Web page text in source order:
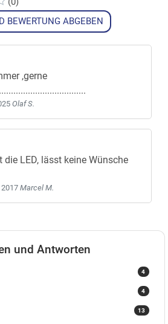
BEWERTUNG ABGEBEN
,gerne
Olaf S.
die LED, lässt keine Wünsche
Marcel M.
und Antworten
4
4
13